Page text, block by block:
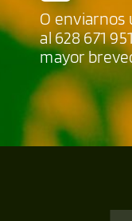
O enviarnos
al628 671 951
mayor